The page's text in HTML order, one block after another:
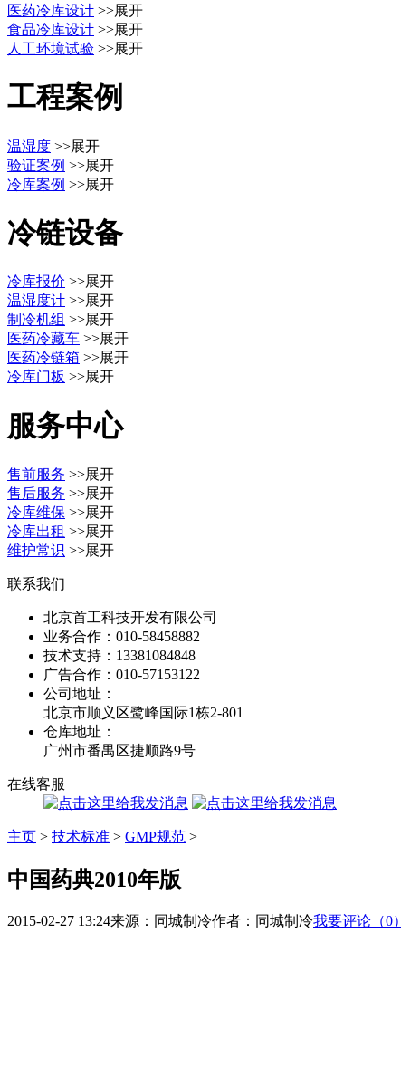
医药冷库设计 >>展开
食品冷库设计 >>展开
人工环境试验 >>展开
工程案例
温湿度 >>展开
验证案例 >>展开
冷库案例 >>展开
冷链设备
冷库报价 >>展开
温湿度计 >>展开
制冷机组 >>展开
医药冷藏车 >>展开
医药冷链箱 >>展开
冷库门板 >>展开
服务中心
售前服务 >>展开
售后服务 >>展开
冷库维保 >>展开
冷库出租 >>展开
维护常识 >>展开
联系我们
北京首工科技开发有限公司
业务合作： 010-58458882
技术支持： 13381084848
广告合作： 010-57153122
公司地址：
北京市顺义区鹭峰国际1栋2-801
仓库地址：
广州市番禺区捷顺路9号
在线客服
主页 > 技术标准 > GMP规范 >
中国药典2010年版
2015-02-27 13:24来源：同城制冷作者：同城制冷我要评论（0）